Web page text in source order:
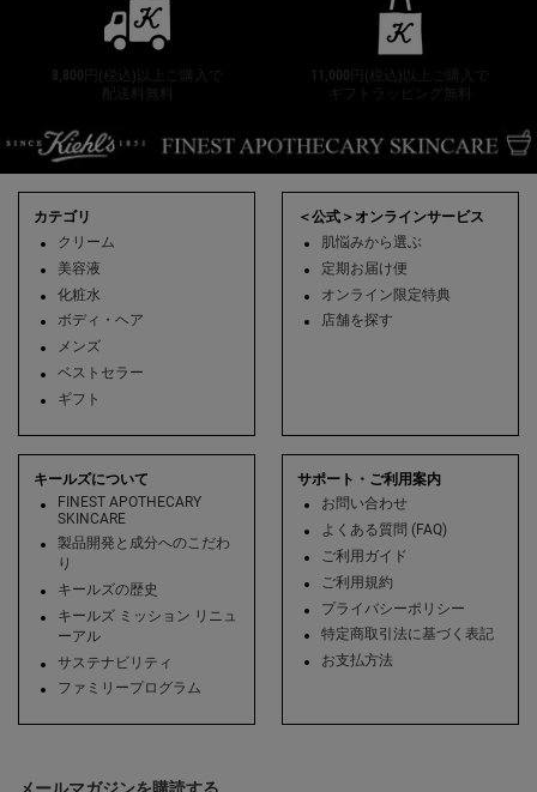
8,800円(税込)以上ご購入で
11,000円(税込)以上ご購入で
カテゴリ
クリーム
美容液
化粧水
ボディ・ヘア
メンズ
ベストセラー
ギフト
＜公式＞オンラインサービス
肌悩みから選ぶ
定期お届け便
オンライン限定特典
店舗を探す
キールズについて
FINEST APOTHECARY
SKINCARE
製品開発と成分へのこだわ
り
キールズの歴史
キールズ ミッション リニュ
ーアル
サステナビリティ
ファミリープログラム
サポート・ご利用案内
お問い合わせ
よくある質問 (FAQ)
ご利用ガイド
ご利用規約
プライバシーポリシー
特定商取引法に基づく表記
お支払方法